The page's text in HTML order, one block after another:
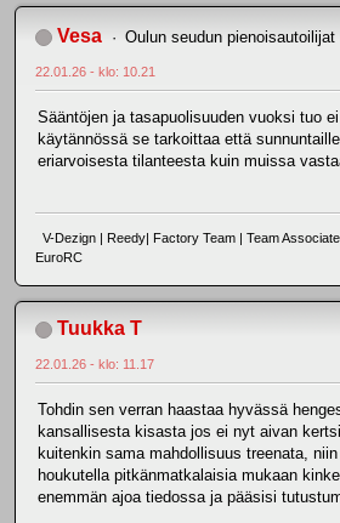
Vesa Oulun seudun pienoisautoilijat
22.01.26 - klo: 10.21
Sääntöjen ja tasapuolisuuden vuoksi tuo
käytännössä se tarkoittaa että
eriarvoisesta tilanteesta kuin muissa
V-Dezign | Reedy| Factory Team | Team
EuroRC
Tuukka T
22.01.26 - klo: 11.17
Tohdin sen verran haastaa hyvässä
kansallisesta kisasta jos ei nyt aivan
kuitenkin sama mahdollisuus treenata,
houkutella pitkänmatkalaisia mukaan
enemmän ajoa tiedossa ja pääsisi